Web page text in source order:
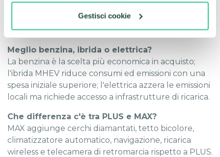
Gestisci cookie
Il listino parte da €16.400 per la versione benzina
Turbo 100 CV in allestimento YOU, fino a €28.400
per la versione elettrica in allestimento MAX.
Meglio benzina, ibrida o elettrica?
La benzina è la scelta più economica in acquisto;
l'ibrida MHEV riduce consumi ed emissioni con una
spesa iniziale superiore; l'elettrica azzera le emissioni
locali ma richiede accesso a infrastrutture di ricarica.
Che differenza c'è tra PLUS e MAX?
MAX aggiunge cerchi diamantati, tetto bicolore,
climatizzatore automatico, navigazione, ricarica
wireless e telecamera di retromarcia rispetto a PLUS.